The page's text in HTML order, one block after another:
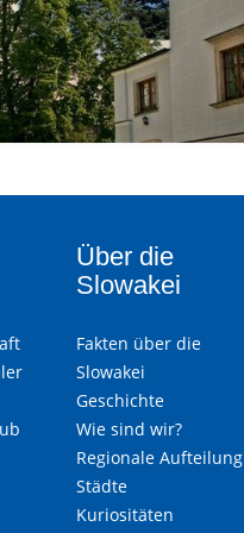
Über die
Slowakei
Fakten über die
Slowakei
Geschichte
Wie sind wir?
Regionale Aufteilung
Städte
Kuriositäten